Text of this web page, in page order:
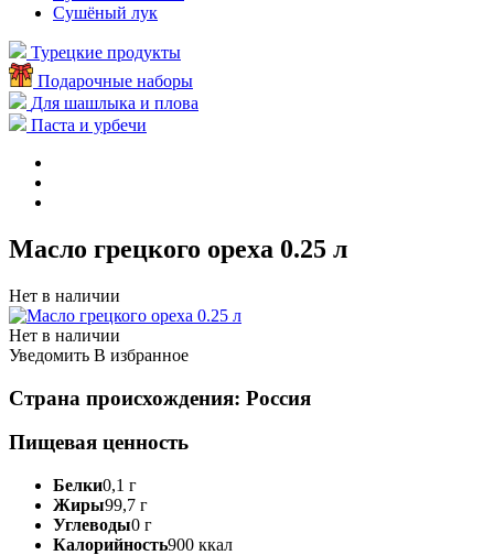
Сушёный лук
Турецкие продукты
Подарочные наборы
Для шашлыка и плова
Паста и урбечи
Масло грецкого ореха 0.25 л
Нет в наличии
Нет в наличии
Уведомить В избранное
Страна происхождения: Россия
Пищевая ценность
Белки0,1 г
Жиры99,7 г
Углеводы0 г
Калорийность900 ккал